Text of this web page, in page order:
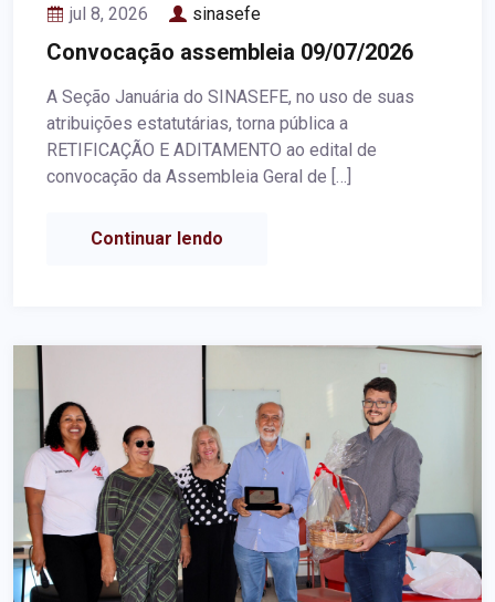
jul 8, 2026 sinasefe
Convocação assembleia 09/07/2026
A Seção Januária do SINASEFE, no uso de suas
atribuições estatutárias, torna pública a
RETIFICAÇÃO E ADITAMENTO ao edital de
convocação da Assembleia Geral de […]
Continuar lendo